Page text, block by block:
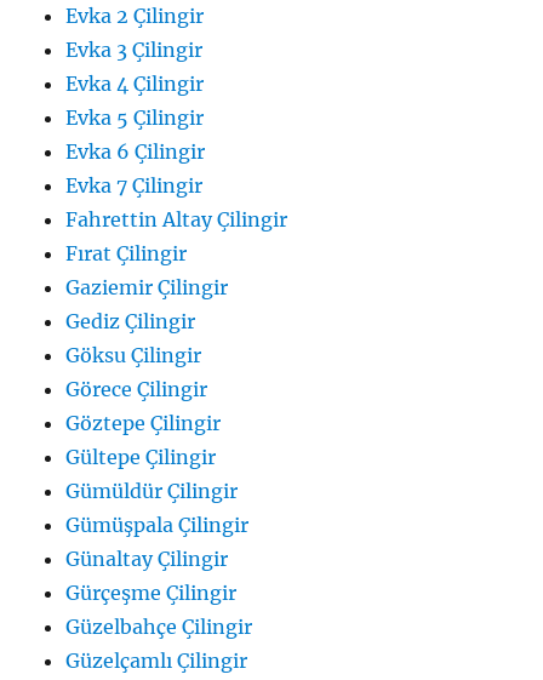
Evka 2 Çilingir
Evka 3 Çilingir
Evka 4 Çilingir
Evka 5 Çilingir
Evka 6 Çilingir
Evka 7 Çilingir
Fahrettin Altay Çilingir
Fırat Çilingir
Gaziemir Çilingir
Gediz Çilingir
Göksu Çilingir
Görece Çilingir
Göztepe Çilingir
Gültepe Çilingir
Gümüldür Çilingir
Gümüşpala Çilingir
Günaltay Çilingir
Gürçeşme Çilingir
Güzelbahçe Çilingir
Güzelçamlı Çilingir